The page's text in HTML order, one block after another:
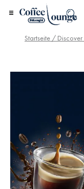
Startseite / Discover